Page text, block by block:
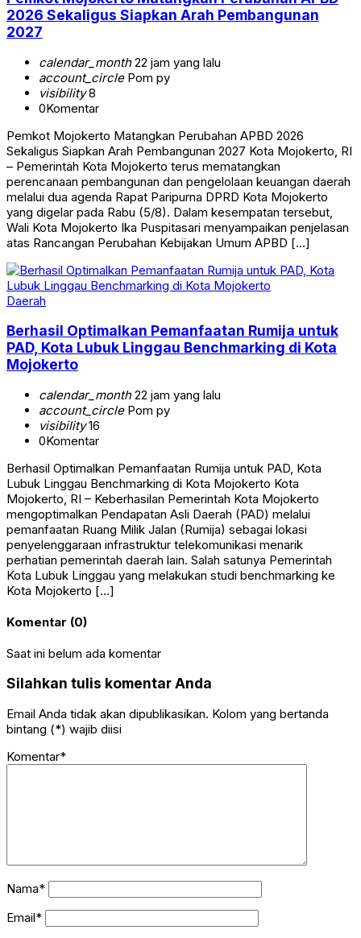
2026 Sekaligus Siapkan Arah Pembangunan
2027
calendar_month22 jam yang lalu
account_circlePom py
visibility8
0Komentar
Pemkot Mojokerto Matangkan Perubahan APBD 2026
Sekaligus Siapkan Arah Pembangunan 2027 Kota Mojokerto, RI
– Pemerintah Kota Mojokerto terus mematangkan
perencanaan pembangunan dan pengelolaan keuangan daerah
melalui dua agenda Rapat Paripurna DPRD Kota Mojokerto
yang digelar pada Rabu (5/8). Dalam kesempatan tersebut,
Wali Kota Mojokerto Ika Puspitasari menyampaikan penjelasan
atas Rancangan Perubahan Kebijakan Umum APBD […]
Daerah
Berhasil Optimalkan Pemanfaatan Rumija untuk
PAD, Kota Lubuk Linggau Benchmarking di Kota
Mojokerto
calendar_month22 jam yang lalu
account_circlePom py
visibility16
0Komentar
Berhasil Optimalkan Pemanfaatan Rumija untuk PAD, Kota
Lubuk Linggau Benchmarking di Kota Mojokerto Kota
Mojokerto, RI – Keberhasilan Pemerintah Kota Mojokerto
mengoptimalkan Pendapatan Asli Daerah (PAD) melalui
pemanfaatan Ruang Milik Jalan (Rumija) sebagai lokasi
penyelenggaraan infrastruktur telekomunikasi menarik
perhatian pemerintah daerah lain. Salah satunya Pemerintah
Kota Lubuk Linggau yang melakukan studi benchmarking ke
Kota Mojokerto […]
Komentar (0)
Saat ini belum ada komentar
Silahkan tulis komentar Anda
Email Anda tidak akan dipublikasikan. Kolom yang bertanda
bintang (*) wajib diisi
Komentar*
Nama*
Email*